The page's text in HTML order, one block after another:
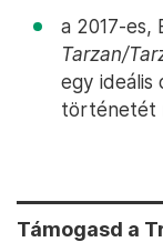
a 2017-es,
Tarzan/
egy ideális
történetét
Támogasd a